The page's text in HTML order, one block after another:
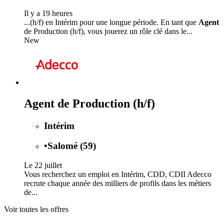
Il y a 19 heures
...(h/f) en Intérim pour une longue période. En tant que Agent
de Production (h/f), vous jouerez un rôle clé dans le...
New
Agent de Production (h/f)
Intérim
•Salomé (59)
Le 22 juillet
Vous recherchez un emploi en Intérim, CDD, CDII Adecco
recrute chaque année des milliers de profils dans les métiers
de...
Voir toutes les offres